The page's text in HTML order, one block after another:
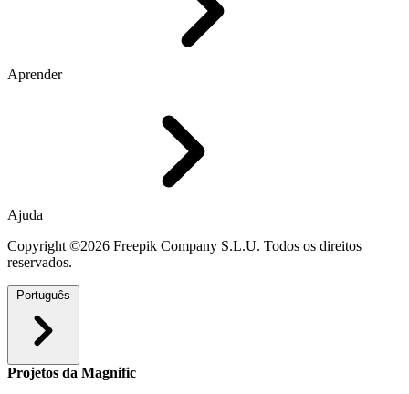
Aprender
Ajuda
Copyright ©2026 Freepik Company S.L.U. Todos os direitos
reservados.
Português
Projetos da Magnific